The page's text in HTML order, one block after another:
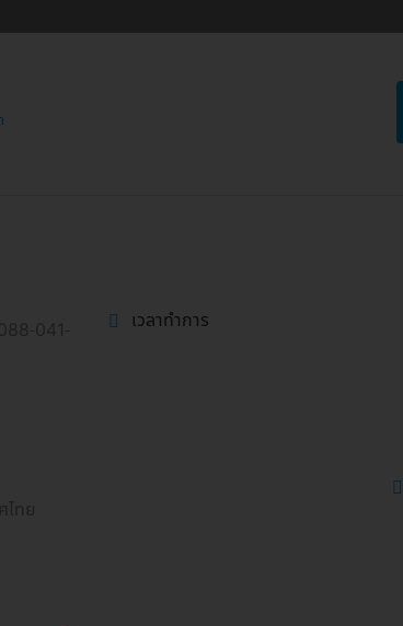
เวลาทำการ